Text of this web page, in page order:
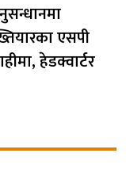
एसपी
हेडक्वार्टर